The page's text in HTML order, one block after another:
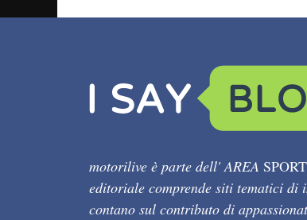
motorilive è parte dell' AREA SPORT
editoriale comprende siti tematici di
contano sul contributo di